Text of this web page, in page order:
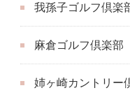
我孫子ゴルフ倶楽
麻倉ゴルフ倶楽部
姉ヶ崎カントリー